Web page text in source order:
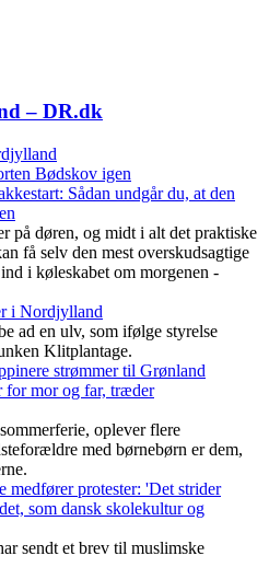
– DR.dk
Bødskov igen
Sådan undgår du, at den
på døren, og midt i alt det praktiske
få selv den mest overskudsagtige
i køleskabet om morgenen -
i Nordjylland
ad en ulv, som ifølge styrelse
Klitplantage.
strømmer til Grønland
for mor og far, træder
oplever flere
med børnebørn er dem,
medfører protester: 'Det strider
som dansk skolekultur og
sendt et brev til muslimske